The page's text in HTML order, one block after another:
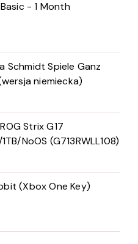
- 1 Month
Schmidt Spiele Ganz
niemiecka)
Strix G17
NoOS (G713RWLL108)
(Xbox One Key)